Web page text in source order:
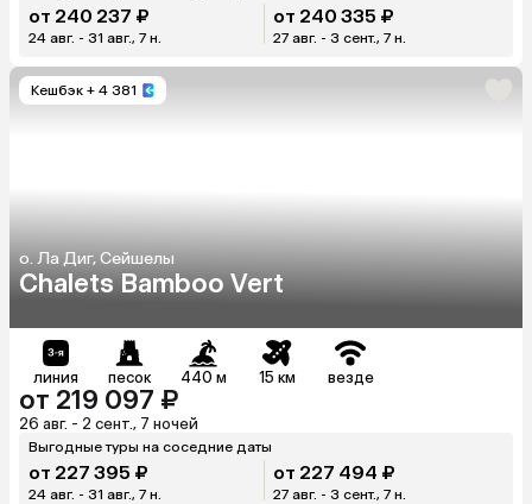
от 240 237 ₽
24 авг. - 31 авг., 7 н.
от 240 335 ₽
27 авг. - 3 сент., 7 н.
Кешбэк + 4 381
о. Ла Диг, Сейшелы
Chalets Bamboo Vert
линия песок 440 м 15 км везде
от 219 097 ₽
26 авг. - 2 сент., 7 ночей
Выгодные туры на соседние даты
от 227 395 ₽
24 авг. - 31 авг., 7 н.
от 227 494 ₽
27 авг. - 3 сент., 7 н.